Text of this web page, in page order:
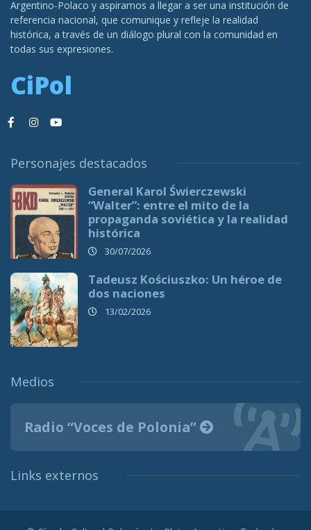
Argentino-Polaco y aspiramos a llegar a ser una institución de
referencia nacional, que comunique y refleje la realidad
histórica, a través de un diálogo plural con la comunidad en
todas sus expresiones.
CiPol
Personajes destacados
General Karol Świerczewski
“Walter”: entre el mito de la
propaganda soviética y la realidad
histórica
30/07/2026
Tadeusz Kościuszko: Un héroe de
dos naciones
13/02/2026
Medios
Radio “Voces de Polonia”
Links externos